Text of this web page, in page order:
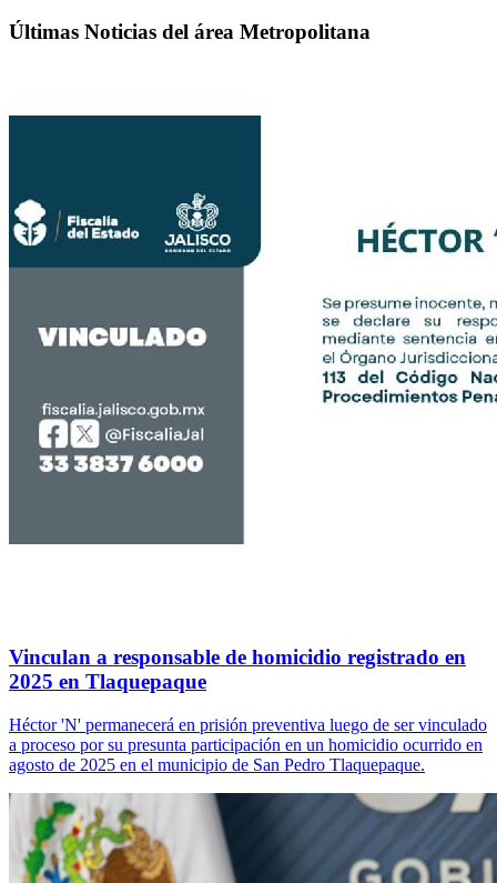
Últimas Noticias del área Metropolitana
Vinculan a responsable de homicidio registrado en
2025 en Tlaquepaque
Héctor 'N' permanecerá en prisión preventiva luego de ser vinculado
a proceso por su presunta participación en un homicidio ocurrido en
agosto de 2025 en el municipio de San Pedro Tlaquepaque.